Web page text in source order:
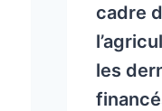
cadre
les